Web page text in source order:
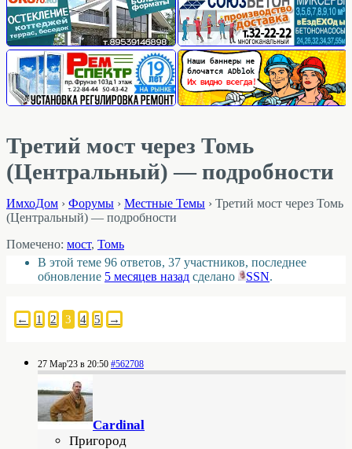
Третий мост через Томь
(Центральный) — подробности
ИмхоДом › Форумы › Местные Темы › Третий мост через Томь
(Центральный) — подробности
Помечено: мост, Томь
В этой теме 96 ответов, 37 участников, последнее
обновление 5 месяцев назад сделано SSN.
← 1 2 3 4 5 →
27 Мар'23 в 20:50 #562708
Cardinal
Пригород